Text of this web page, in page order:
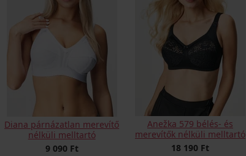
Diana párnázatlan merevítő
nélküli melltartó
9 090 Ft
Anežka 579 bélés- és
merevítők nélküli melltartó
18 190 Ft